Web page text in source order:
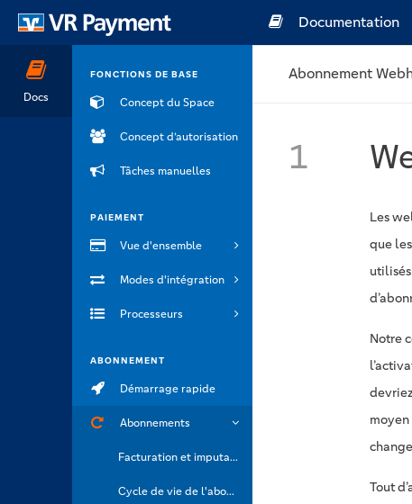
Docs
FONCTIONS DE BASE
Concept du Space
Concept d’autorisation
Tâches manuelles
PAIEMENT
Vue d'ensemble
Modes d'intégration
Processeurs
ABONNEMENT
Démarrage rapide
Abonnements
Facturation et imputation
Cycle de vie de l'abonnement
Documentation
Abonnement
1
Les
que
Notre
Tout